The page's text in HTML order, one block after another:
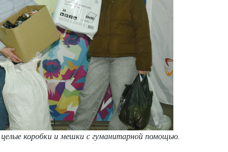
коробки и мешки с гуманитарной помощью.